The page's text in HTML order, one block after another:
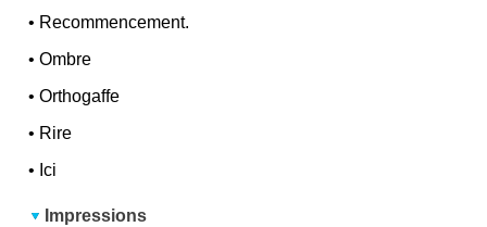
• Recommencement.
•Ombre
•Orthogaffe
• Rire
• Ici
Impressions